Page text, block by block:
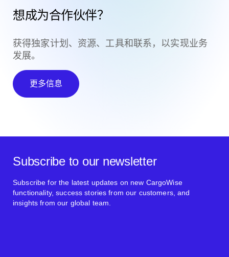
想成为合作伙伴？
获得独家计划、资源、工具和联系，以实现业务
发展。
更多信息
Subscribe to our newsletter
Subscribe for the latest updates on new CargoWise
functionality, success stories from our customers, and
insights from our global team.